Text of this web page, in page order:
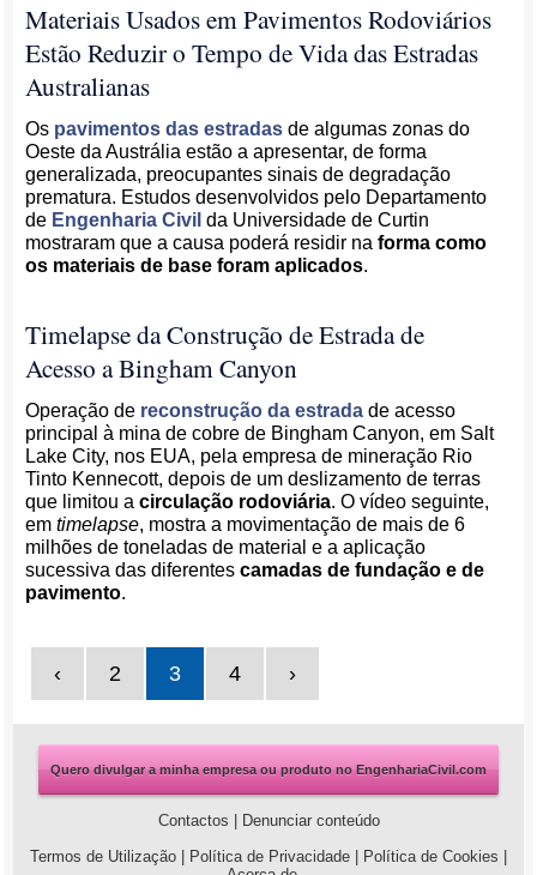
Materiais Usados em Pavimentos Rodoviários
Estão Reduzir o Tempo de Vida das Estradas
Australianas
Os pavimentos das estradas de algumas zonas do
Oeste da Austrália estão a apresentar, de forma
generalizada, preocupantes sinais de degradação
prematura. Estudos desenvolvidos pelo Departamento
de Engenharia Civil da Universidade de Curtin
mostraram que a causa poderá residir naforma como
os materiais de base foram aplicados.
Timelapse da Construção de Estrada de
Acesso a Bingham Canyon
Operação de reconstrução da estrada de acesso
principal à mina de cobre de Bingham Canyon, em Salt
Lake City, nos EUA, pela empresa de mineração Rio
Tinto Kennecott, depois de um deslizamento de terras
que limitou acirculação rodoviária. O vídeo seguinte,
emtimelapse, mostra a movimentação de mais de 6
milhões de toneladas de material e a aplicação
sucessiva das diferentescamadas de fundação e de
pavimento.
‹ 2 3 4 ›
Quero divulgar a minha empresa ou produto no EngenhariaCivil.com
Contactos
Denunciar conteúdo
Termos de Utilização
Política de Privacidade Política de Cookies